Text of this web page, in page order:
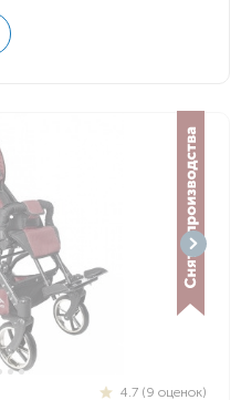
4.7 (9 оценок)